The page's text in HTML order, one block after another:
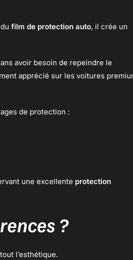
film de protection auto, il crée un
avoir besoin de repeindre le
apprécié sur les voitures
de protection :
une excellente protection
?
l’esthétique.